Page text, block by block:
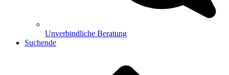
Unverbindliche Beratung
Suchende